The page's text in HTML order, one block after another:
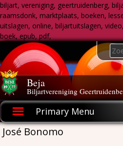
biljart, vereniging, geertruidenberg,
raamsdonk, marktplaats, boeken,
uitslagen, online, biljartuitslagen,
boek, epub, pdf,
to
content
Beja
Biljartvereniging
Primary Menu
for:
José Bonomo